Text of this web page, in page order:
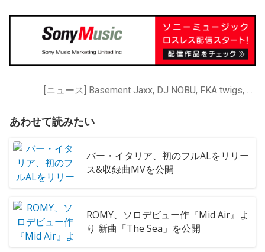
[ニュース] Basement Jaxx, DJ NOBU, FKA twigs, SBTRKT, The Prodigy, The xx, Vampire Weekend, アデル
あわせて読みたい
バー・イタリア、初のフルALをリリー
ス&収録曲MVを公開
ROMY、ソロデビュー作『Mid Air』よ
り 新曲「The Sea」を公開